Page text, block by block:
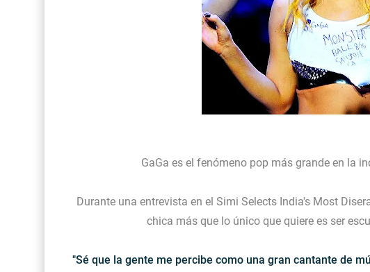
GaGa es el fenómeno pop más grande en la
Durante una entrevista en el Simi Selects India's Most
chica más que lo único que quiere es ser
"Sé que la gente me percibe como una gran cantante de